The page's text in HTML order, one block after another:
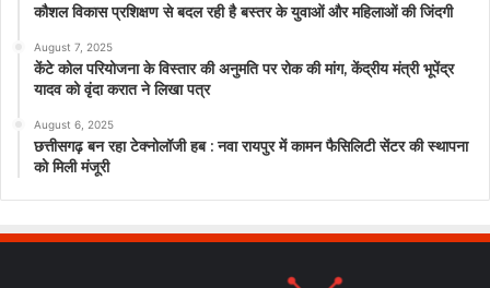
कौशल विकास प्रशिक्षण से बदल रही है बस्तर के युवाओं और महिलाओं की जिंदगी
August 7, 2025
केंटे कोल परियोजना के विस्तार की अनुमति पर रोक की मांग, केंद्रीय मंत्री भूपेंद्र
यादव को वृंदा करात ने लिखा पत्र
August 6, 2025
छत्तीसगढ़ बन रहा टेक्नोलॉजी हब : नवा रायपुर में कामन फैसिलिटी सेंटर की स्थापना
को मिली मंजूरी